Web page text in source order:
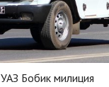
УАЗ Бобик милиция